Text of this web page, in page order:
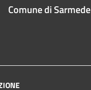
Comune di Sarmede